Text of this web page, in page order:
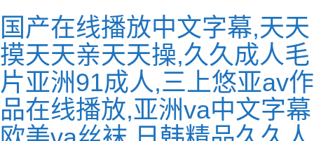
国产在线播放中文字幕,天天
摸天天亲天天操,久久成人毛
片亚洲91成人,三上悠亚av作
品在线播放,亚洲va中文字幕